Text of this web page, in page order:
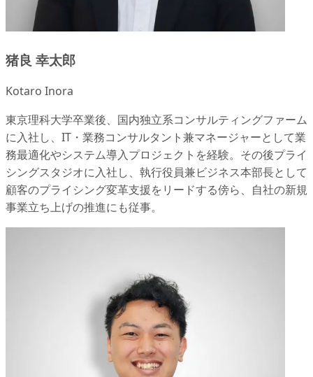
猪良 幸太郎
Kotaro Inora
東京理科大学卒業後、国内独立系コンサルティングファーム
に入社し、IT・業務コンサルタント兼マネージャーとして業
務最適化やシステム導入プロジェクトを経験。その後プライ
シングスタジオに入社し、執行役員兼ビジネス本部長として
顧客のプライシング変革支援をリードする傍ら、自社の新規
事業立ち上げの推進にも従事。